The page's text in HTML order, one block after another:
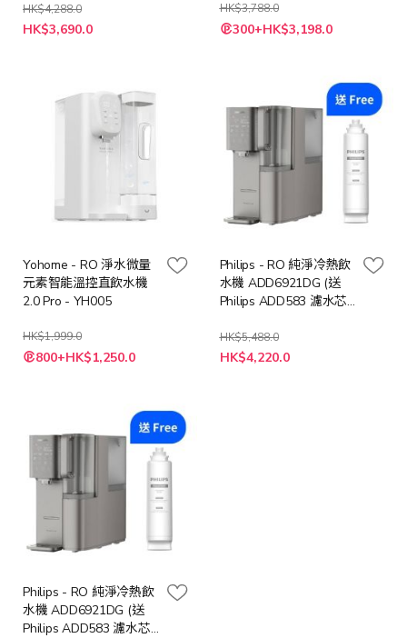
合1風扇暖風空氣清新機
(價值: $3388))
HK$4,288.0
HK$3,690.0
清新機 (價值: $3388))
HK$3,788.0
特
殊 300+HK$3,198.0
Yohome - RO 淨水微量
元素智能溫控直飲水機
2.0 Pro - YH005
HK$1,999.0
特
殊 800+HK$1,250.0
Philips - RO 純淨冷熱飲
水機 ADD6921DG (送
Philips ADD583 濾水芯
HK$5,488.0
特
殊
HK$4,220.0
Philips - RO 純淨冷熱飲
水機 ADD6921DG (送
Philips ADD583 濾水芯